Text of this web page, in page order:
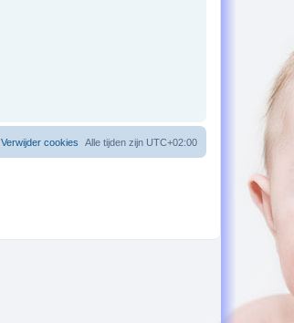
Alle tijden zijn UTC+02:00
Verwijder cookies